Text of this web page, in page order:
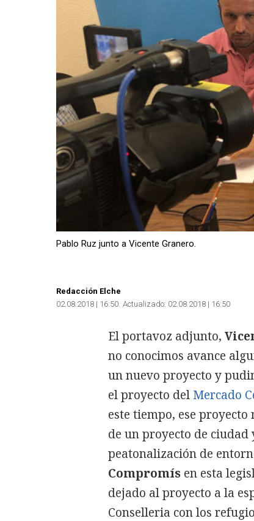
Pablo Ruz junto a Vicente Granero.
Redacción Elche
02.08.2018 | 16:50 Actualizado: 02.08.2018 | 16:50
El portavoz adjunto,
no conocimos avance
un nuevo proyecto y
el proyecto del Mercado
este tiempo, ese
de un proyecto de ciudad
peatonalización de
Compromís en esta
dejado al proyecto a la
Conselleria con los